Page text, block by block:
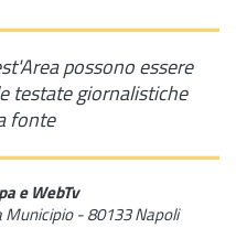
possono essere
testate giornalistiche
fonte
e WebTv
Municipio - 80133 Napoli